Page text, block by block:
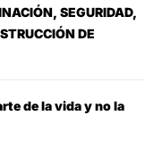
SEGURIDAD,
DE
de la vida y no la